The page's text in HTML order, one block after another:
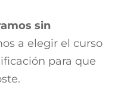
sin
a elegir el curso
para que